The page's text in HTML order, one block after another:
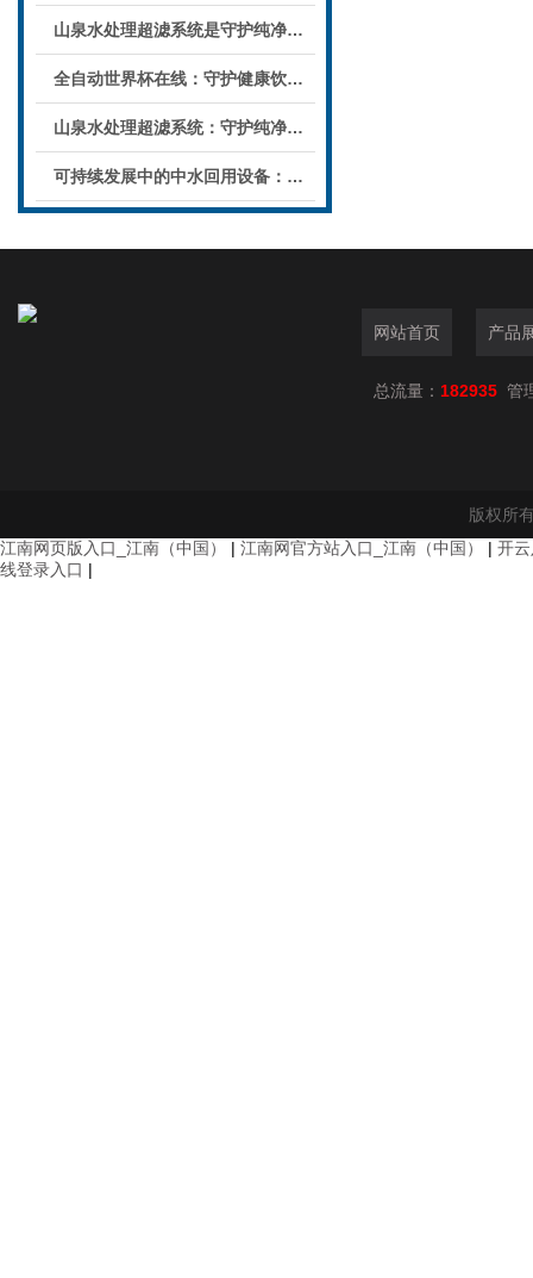
山泉水处理超滤系统是守护纯净水源的重要科技手段
全自动世界杯在线：守护健康饮水的科技先锋
山泉水处理超滤系统：守护纯净之源
可持续发展中的中水回用设备：节水与环境保护双赢
网站首页 产品
总流量： 182935 管
版权所
江南网页版入口_江南（中国）
| 江南网官方站入口_江南（中国） | 开
线登录入口 |